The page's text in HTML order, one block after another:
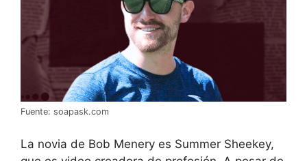
Fuente: soapask.com
La novia de Bob Menery es Summer Sheekey,